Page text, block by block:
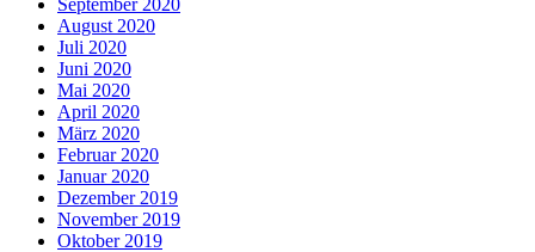
August 2020
Juli 2020
Juni 2020
Mai 2020
April 2020
März 2020
Februar 2020
Januar 2020
Dezember 2019
November 2019
Oktober 2019